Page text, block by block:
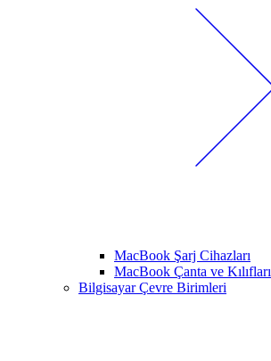
MacBook Şarj Cihazları
MacBook Çanta ve Kılıfları
Bilgisayar Çevre Birimleri